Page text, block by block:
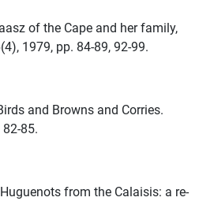
of the Cape and her family,
1979, pp. 84-89, 92-99.
and Browns and Corries.
85.
from the Calaisis: a re-